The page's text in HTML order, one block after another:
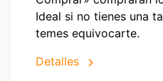
Ideal si no tienes una
temes equivocarte.
Detalles